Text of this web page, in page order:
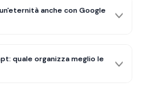
anche con Google
quale organizza meglio le